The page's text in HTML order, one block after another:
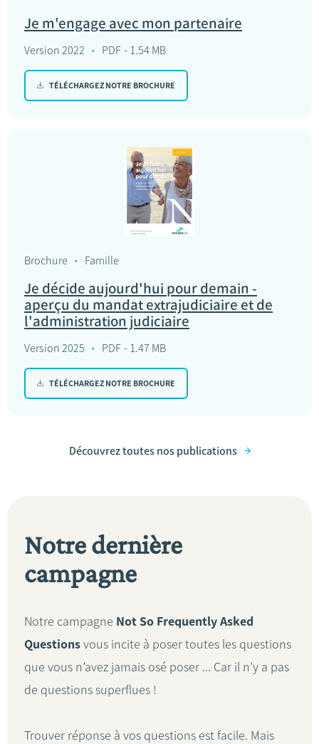
Je m'engage avec mon partenaire
Version 2022 PDF 1.54 MB
TÉLÉCHARGEZ NOTRE BROCHURE
Brochure Famille
Je décide aujourd'hui pour demain -
aperçu du mandat extrajudiciaire et de
l'administration judiciaire
Version 2025 PDF 1.47 MB
TÉLÉCHARGEZ NOTRE BROCHURE
Découvrez toutes nos publications
Notre dernière
campagne
Notre campagne Not So Frequently Asked
Questionsvous incite à poser toutes les questions
que vous n’avez jamais osé poser ... Car il n’y a pas
de questions superflues !
Trouver réponse à vos questions est facile. Mais